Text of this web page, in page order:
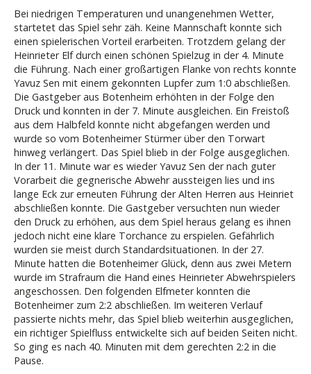
Bei niedrigen Temperaturen und unangenehmen Wetter,
startetet das Spiel sehr zäh. Keine Mannschaft konnte sich
einen spielerischen Vorteil erarbeiten. Trotzdem gelang der
Heinrieter Elf durch einen schönen Spielzug in der 4. Minute
die Führung. Nach einer großartigen Flanke von rechts konnte
Yavuz Sen mit einem gekonnten Lupfer zum 1:0 abschließen.
Die Gastgeber aus Botenheim erhöhten in der Folge den
Druck und konnten in der 7. Minute ausgleichen. Ein Freistoß
aus dem Halbfeld konnte nicht abgefangen werden und
wurde so vom Botenheimer Stürmer über den Torwart
hinweg verlängert. Das Spiel blieb in der Folge ausgeglichen.
In der 11. Minute war es wieder Yavuz Sen der nach guter
Vorarbeit die gegnerische Abwehr aussteigen lies und ins
lange Eck zur erneuten Führung der Alten Herren aus Heinriet
abschließen konnte. Die Gastgeber versuchten nun wieder
den Druck zu erhöhen, aus dem Spiel heraus gelang es ihnen
jedoch nicht eine klare Torchance zu erspielen. Gefährlich
wurden sie meist durch Standardsituationen. In der 27.
Minute hatten die Botenheimer Glück, denn aus zwei Metern
wurde im Strafraum die Hand eines Heinrieter Abwehrspielers
angeschossen. Den folgenden Elfmeter konnten die
Botenheimer zum 2:2 abschließen. Im weiteren Verlauf
passierte nichts mehr, das Spiel blieb weiterhin ausgeglichen,
ein richtiger Spielfluss entwickelte sich auf beiden Seiten nicht.
So ging es nach 40. Minuten mit dem gerechten 2:2 in die
Pause.